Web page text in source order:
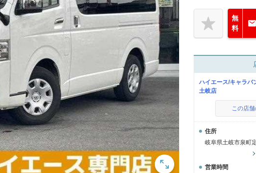
無
料
ハイエース/キャラ
土岐店
この店
住所
岐阜県土岐市泉町
営業時間